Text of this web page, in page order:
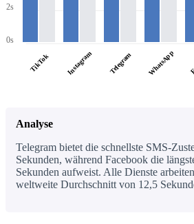
2s
0s
TikTok Instagram Telegram WhatsApp
Analyse
Telegram bietet die schnellste SMS-
Sekunden, während Facebook die
Sekunden aufweist. Alle Dienste
weltweite Durchschnitt von 12,5